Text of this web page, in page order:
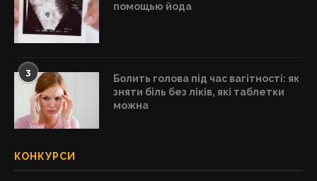
помощью йода
3
Болить голова під час вагітності: як
зняти біль без ліків, які таблетки
можна
КОНКУРСИ